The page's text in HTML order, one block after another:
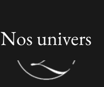
Nos univers